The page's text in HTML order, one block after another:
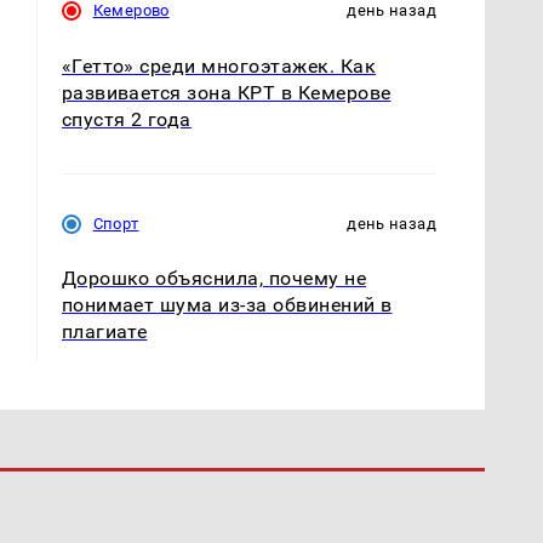
Кемерово день назад
«Гетто» среди многоэтажек. Как
развивается зона КРТ в Кемерове
спустя 2 года
Спорт день назад
Дорошко объяснила, почему не
понимает шума из-за обвинений в
плагиате